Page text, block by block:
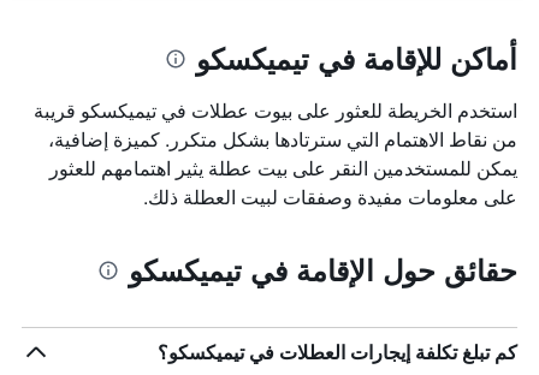
أماكن للإقامة في تيميكسكو
استخدم الخريطة للعثور على بيوت عطلات في تيميكسكو قريبة
من نقاط الاهتمام التي سترتادها بشكل متكرر. كميزة إضافية،
يمكن للمستخدمين النقر على بيت عطلة يثير اهتمامهم للعثور
على معلومات مفيدة وصفقات لبيت العطلة ذلك.
حقائق حول الإقامة في تيميكسكو
كم تبلغ تكلفة إيجارات العطلات في تيميكسكو؟